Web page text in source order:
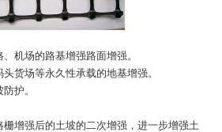
机场的路基增强路面增强。
货场等永久性承载的地基增强。
护。
增强后的土坡的二次增强，进一步增强土